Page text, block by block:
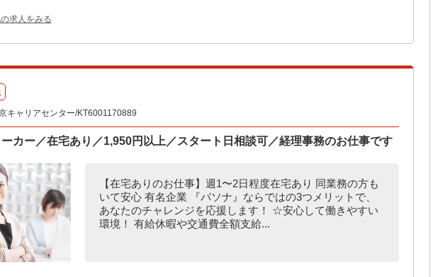
求人をみる
キャリアセンター/KT6001170889
カー／在宅あり／1,950円以上／スタート日相談可／経理事務のお仕事です
【在宅ありのお仕事】週1〜2日程度在宅あり 同業務の方も
いて安心 有名企業 『パソナ』ならではの3つメリットで、
あなたのチャレンジを応援します！ ☆安心して働きやすい
環境！ 有給休暇や交通費全額支給...